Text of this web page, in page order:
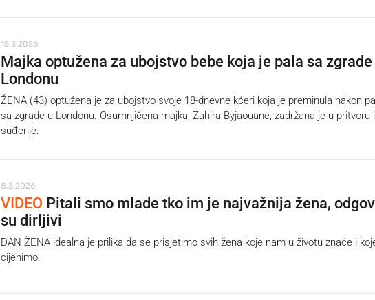
15.3.2026.
Majka optužena za ubojstvo bebe koja je pala sa zgrade
Londonu
ŽENA (43) optužena je za ubojstvo svoje 18-dnevne kćeri koja je preminula nakon
sa zgrade u Londonu. Osumnjičena majka, Zahira Byjaouane, zadržana je u pritvoru
suđenje.
8.3.2026.
VIDEO Pitali smo mlade tko im je najvažnija žena,
su dirljivi
DAN ŽENA idealna je prilika da se prisjetimo svih žena koje nam u životu znače i
cijenimo.